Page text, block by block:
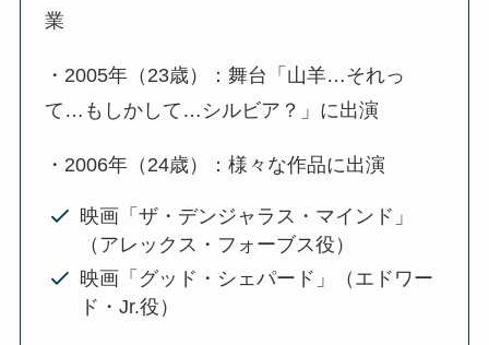
業
・2005年（23歳）：舞台「山羊…それっ
て…もしかして…シルビア？」に出演
・2006年（24歳）：様々な作品に出演
映画「ザ・デンジャラス・マインド」
（アレックス・フォーブス役）
映画「グッド・シェパード」（エドワー
ド・Jr.役）